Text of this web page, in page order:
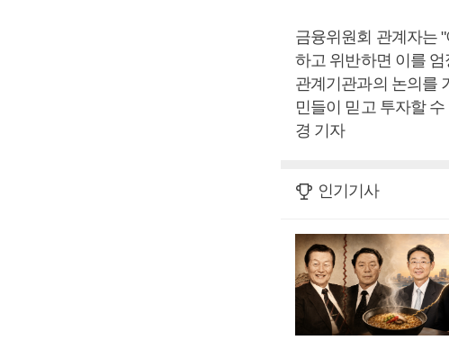
금융위원회 관계자는
하고 위반하면 이를 엄
관계기관과의 논의를
민들이 믿고 투자할
경 기자
인기기사